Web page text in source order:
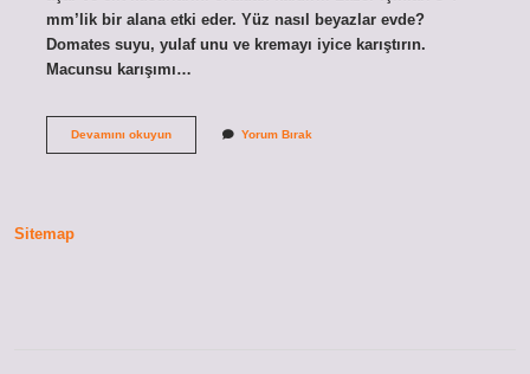
mm’lik bir alana etki eder. Yüz nasıl beyazlar evde?
Domates suyu, yulaf unu ve kremayı iyice karıştırın.
Macunsu karışımı…
Devamını okuyunYüz
Yorum Bırak
Sitemap